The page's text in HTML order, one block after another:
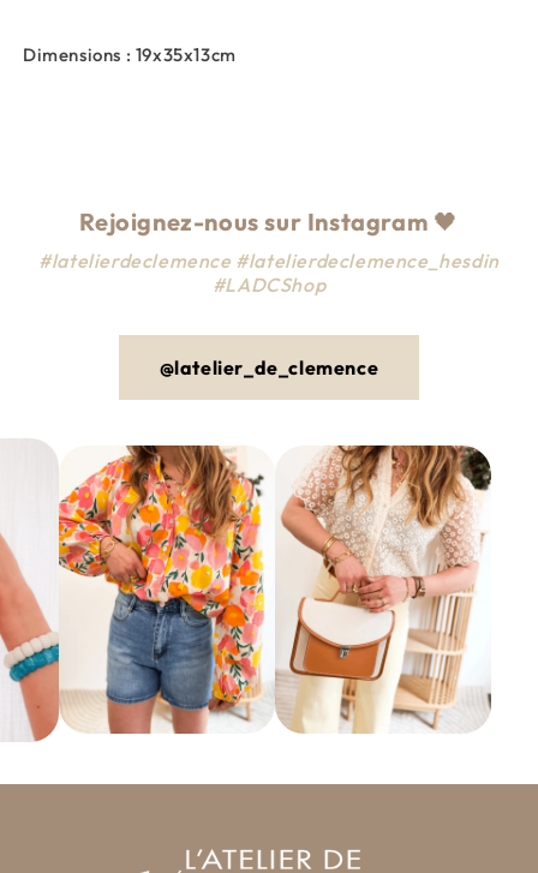
Dimensions : 19x35x13cm
Rejoignez-nous sur Instagram 🖤
#latelierdeclemence #latelierdeclemence_hesdin
#LADCShop
@latelier_de_clemence